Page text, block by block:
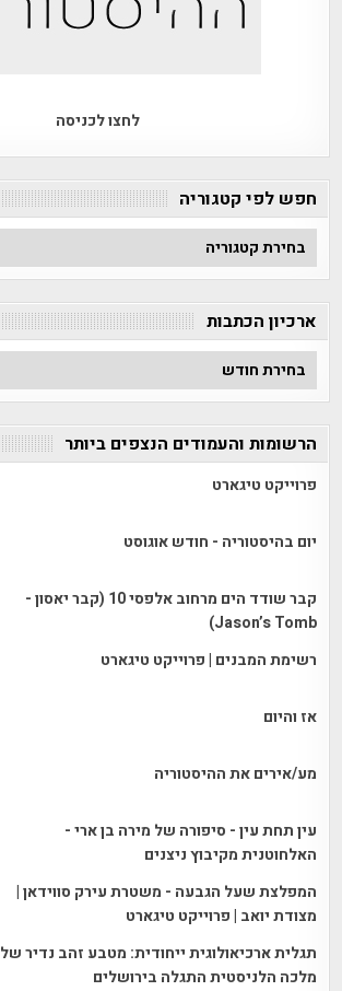
לחצו לכניסה
חפש לפי קטגוריה
חפש
לפי
ארכיון הכתבות
ארכיון
הכתבות
הרשומות והעמודים הנצפים ביותר
פרוייקט טיגארט
יום בהיסטוריה - חודש אוגוסט
קבר שודד הים מרחוב אלפסי 10 (קבר יאסון -
Jason’s Tomb)
רשימת המבנים | פרוייקט טיגארט
אז והיום
מע/אירים את ההיסטוריה
עין תחת עין - סיפורה של מירה בן ארי -
האלחוטנית מקיבוץ ניצנים
המפלצת שעל הגבעה - משטרת עירק סווידאן |
מצודת יואב | פרוייקט טיגארט
תגלית ארכיאולוגית ייחודית: מטבע זהב נדיר של
מלכה הלניסטית התגלה בירושלים